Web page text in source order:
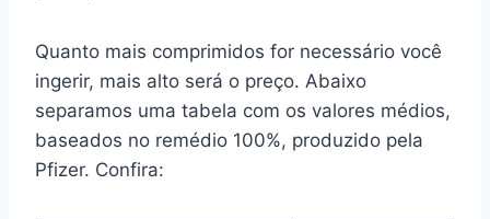
Quanto mais comprimidos for necessário você
ingerir, mais alto será o preço. Abaixo
separamos uma tabela com os valores médios,
baseados no remédio 100%, produzido pela
Pfizer. Confira: